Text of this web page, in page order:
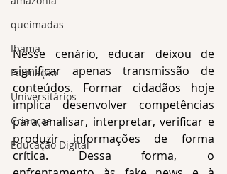
queimadas
Ibama
Formação
Universitários
Crianças
Educação Digital
Nesse cenário, educar deixou de
significar apenas transmissão de
conteúdos. Formar cidadãos hoje
implica desenvolver competências
para analisar, interpretar, verificar e
produzir informações de forma
crítica. Dessa forma, o